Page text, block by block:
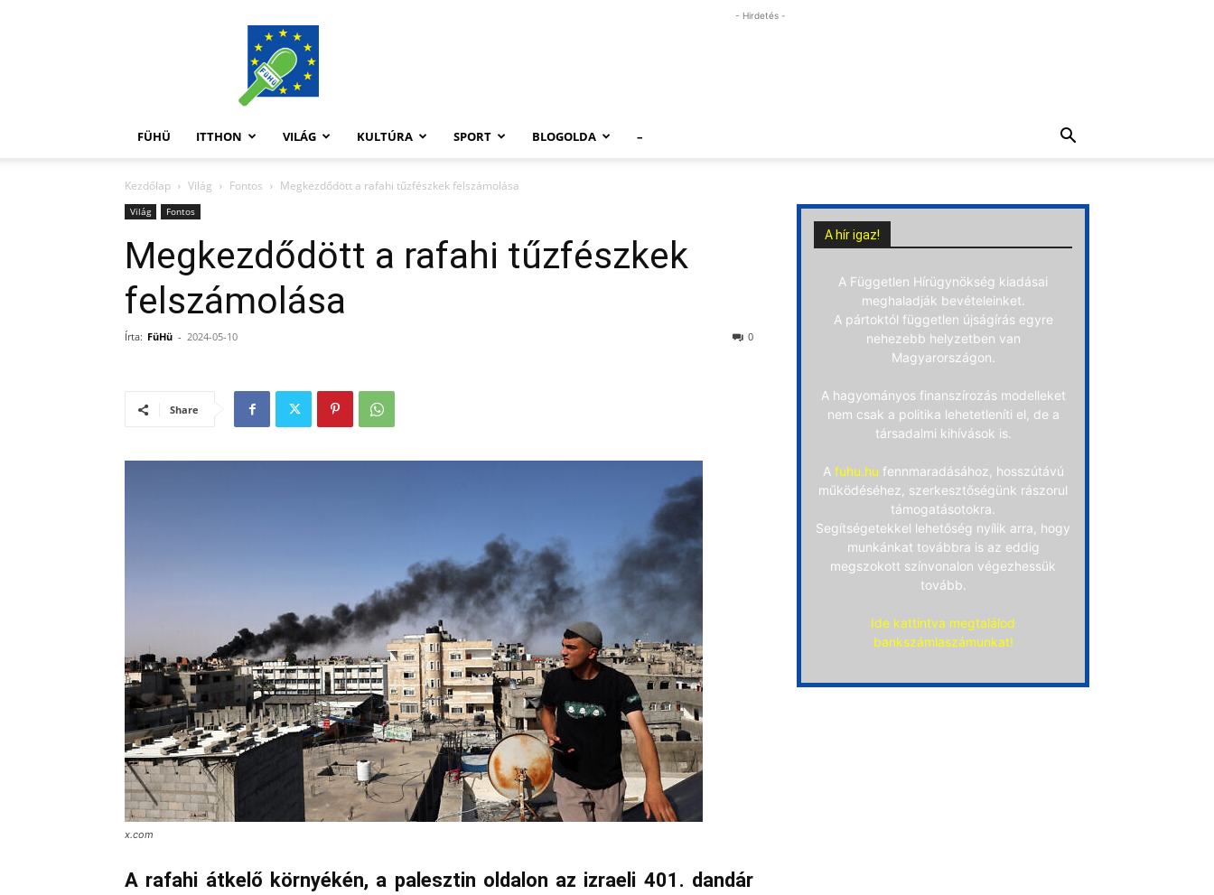
FüHü
- Hirdetés -
FÜHÜ ITTHON VILÁG KULTÚRA SPORT BLOGOLDA –
Kezdőlap Világ Fontos Megkezdődött a rafahi tűzfészkek felszámolása
Világ Fontos
Megkezdődött a rafahi tűzfészkek
felszámolása
Írta: FüHü - 2024-05-10 0
Share
x.com
A rafahi átkelő környékén, a palesztin oldalon az izraeli 401. dandár
A hír igaz!
A Független Hírügynökség kiadásai
meghaladják bevételeinket.
A pártoktól független újságírás egyre
nehezebb helyzetben van
Magyarországon.
A hagyományos finanszírozás modelleket
nem csak a politika lehetetleníti el, de a
társadalmi kihívások is.
A fuhu.hu fennmaradásához, hosszútávú
működéséhez, szerkesztőségünk rászorul
támogatásotokra.
Segítségetekkel lehetőség nyílik arra, hogy
munkánkat továbbra is az eddig
megszokott színvonalon végezhessük
tovább.
Ide kattintva megtalálod
bankszámlaszámunkat!